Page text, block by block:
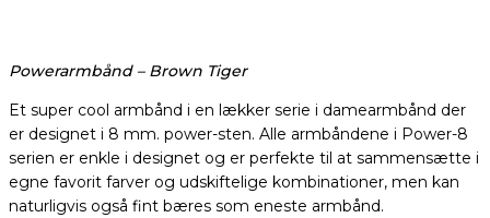
Powerarmbånd – Brown Tiger
Et super cool armbånd i en lækker serie i damearmbånd der
er designet i 8 mm. power-sten. Alle armbåndene i Power-8
serien er enkle i designet og er perfekte til at sammensætte i
egne favorit farver og udskiftelige kombinationer, men kan
naturligvis også fint bæres som eneste armbånd.